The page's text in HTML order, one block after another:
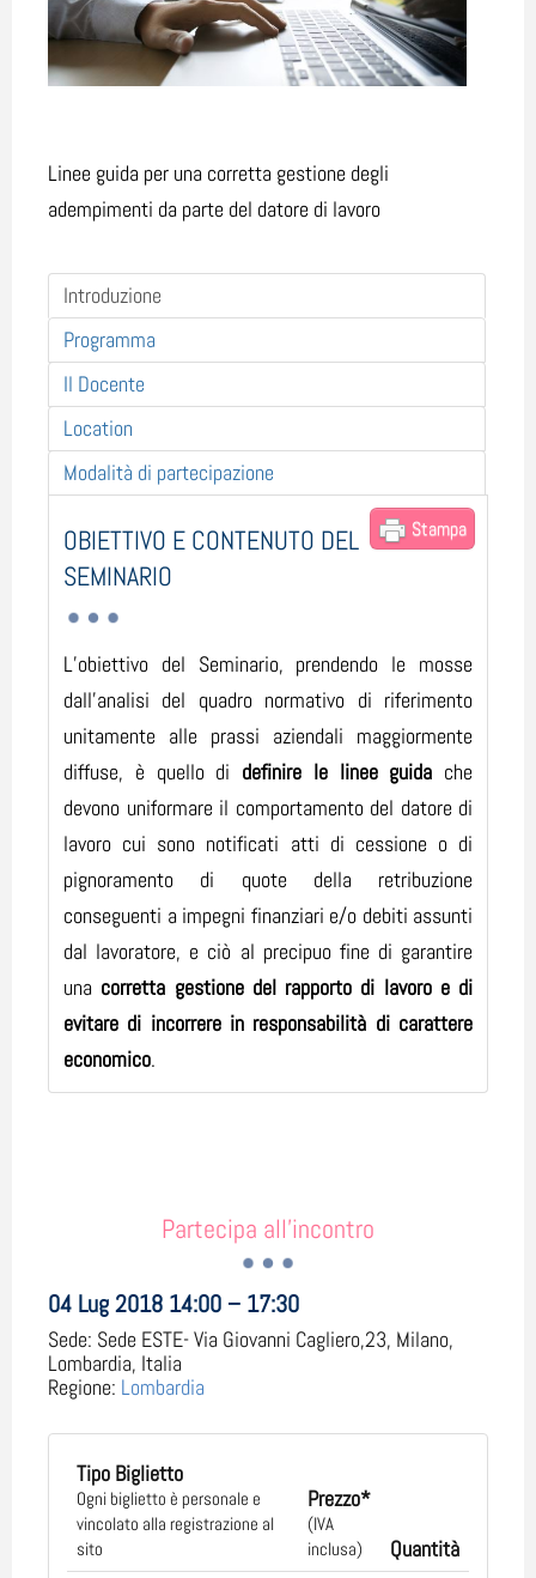
Linee guida per una corretta gestione degli
adempimenti da parte del datore di lavoro
Introduzione
Programma
Il Docente
Location
Modalità di partecipazione
Stampa
OBIETTIVO E CONTENUTO DEL
SEMINARIO
L’obiettivo del Seminario, prendendo le mosse
dall’analisi del quadro normativo di riferimento
unitamente alle prassi aziendali maggiormente
diffuse, è quello di definire le linee guida che
devono uniformare il comportamento del datore di
lavoro cui sono notificati atti di cessione o di
pignoramento di quote della retribuzione
conseguenti a impegni finanziari e/o debiti assunti
dal lavoratore, e ciò al precipuo fine di garantire
una corretta gestione del rapporto di lavoro e di
evitare di incorrere in responsabilità di carattere
economico.
Partecipa all'incontro
04 Lug 2018 14:00 – 17:30
Sede: Sede ESTE- Via Giovanni Cagliero,23, Milano,
Lombardia, Italia
Regione: Lombardia
Tipo Biglietto
Ogni biglietto è personale e
vincolato alla registrazione al
sito
Prezzo*
(IVA
inclusa)
Quantità